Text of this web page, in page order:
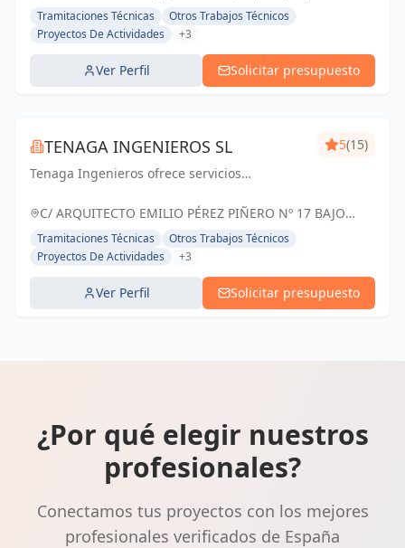
de proyectos de ingeniería, tanto
industriales,...
Tramitaciones Técnicas
Otros Trabajos Técnicos
Proyectos De Actividades
+3
Ver Perfil Solicitar presupuesto
TENAGA INGENIEROS SL
Tenaga Ingenieros ofrece servicios
mejorar la eficiencia energética y reducir
hasta g...
5(15)
C/ ARQUITECTO EMILIO PÉREZ PIÑERO Nº 17 BAJO
MURCIA, España
Tramitaciones Técnicas
Otros Trabajos Técnicos
Proyectos De Actividades
+3
Ver Perfil Solicitar presupuesto
¿Por qué elegir nuestros
profesionales?
Conectamos tus proyectos con los mejores
profesionales verificados de España